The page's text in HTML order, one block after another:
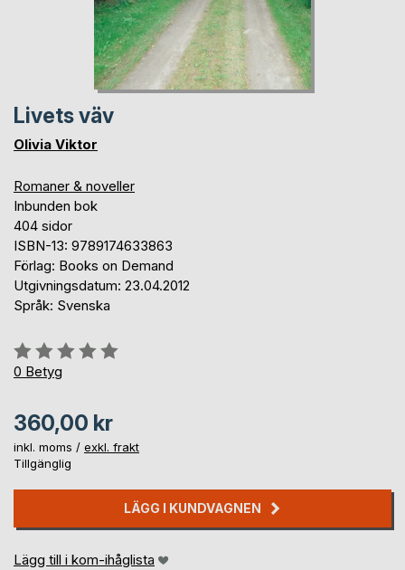
Livets väv
Olivia Viktor
Romaner & noveller
Inbunden bok
404 sidor
ISBN-13: 9789174633863
Förlag: Books on Demand
Utgivningsdatum: 23.04.2012
Språk: Svenska
Betyg::
0%
0 Betyg
360,00 kr
inkl. moms / exkl. frakt
Tillgänglig
LÄGG I KUNDVAGNEN
Lägg till i kom-ihåglista